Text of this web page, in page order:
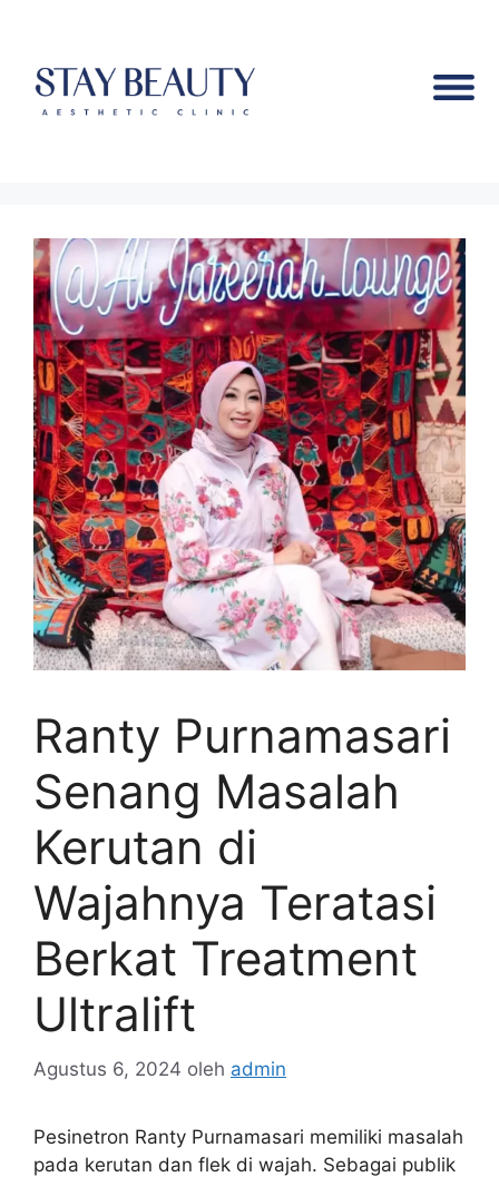
Ranty Purnamasari
Senang Masalah
Kerutan di
Wajahnya Teratasi
Berkat Treatment
Ultralift
Agustus 6, 2024 oleh admin
Pesinetron Ranty Purnamasari memiliki masalah
pada kerutan dan flek di wajah. Sebagai publik